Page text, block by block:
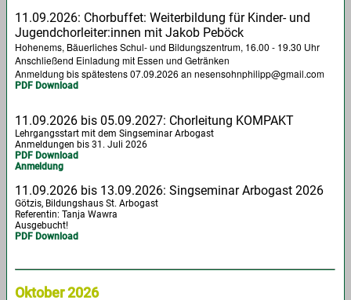
11.09.2026: Chorbuffet: Weiterbildung für Kinder- und
Jugendchorleiter:innen mit Jakob Peböck
Hohenems, Bäuerliches Schul- und Bildungszentrum, 16.00 - 19.30 Uhr
Anschließend Einladung mit Essen und Getränken
Anmeldung bis spätestens 07.09.2026 an nesensohnphilipp@gmail.com
PDF Download
11.09.2026 bis 05.09.2027: Chorleitung KOMPAKT
Lehrgangsstart mit dem Singseminar Arbogast
Anmeldungen bis 31. Juli 2026
PDF Download
Anmeldung
11.09.2026 bis 13.09.2026: Singseminar Arbogast 2026
Götzis, Bildungshaus St. Arbogast
Referentin: Tanja Wawra
Ausgebucht!
PDF Download
Oktober 2026